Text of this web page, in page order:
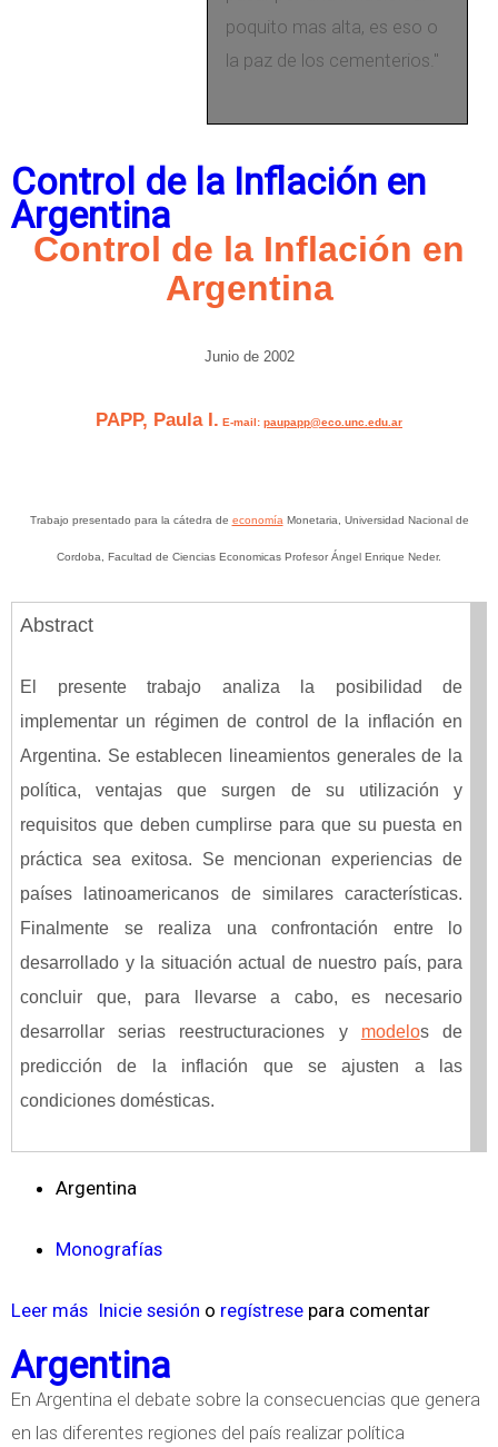
i
ó
n
poquito mas alta, es eso o
la paz de los cementerios."
Control de la Inflación en
Argentina
Control de la Inflación en
Argentina
Junio de 2002
PAPP, Paula I. E-mail: paupapp@eco.unc.edu.ar
Trabajo presentado para la cátedra de economía Monetaria, Universidad Nacional de
Cordoba, Facultad de Ciencias Economicas Profesor Ángel Enrique Neder.
Abstract
El presente trabajo analiza la posibilidad de
implementar un régimen de control de la inflación en
Argentina. Se establecen lineamientos generales de la
política, ventajas que surgen de su utilización y
requisitos que deben cumplirse para que su puesta en
práctica sea exitosa. Se mencionan experiencias de
países latinoamericanos de similares características.
Finalmente se realiza una confrontación entre lo
desarrollado y la situación actual de nuestro país, para
concluir que, para llevarse a cabo, es necesario
desarrollar serias reestructuraciones y modelos de
predicción de la inflación que se ajusten a las
condiciones domésticas.
Argentina
Monografías
Leer más
b
r
Inicie sesión o regístrese para comentar
Argentina
En Argentina el debate sobre la consecuencias que genera
en las diferentes regiones del país realizar política